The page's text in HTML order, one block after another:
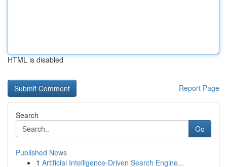
HTML is disabled
Report Page
Search
Go
Published News
1 Artificial Intelligence-Driven Search Engine...